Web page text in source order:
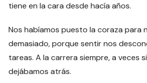
tiene en la cara desde hacía años.
Nos habíamos puesto la coraza para
demasiado, porque sentir nos
tareas. A la carrera siempre, a veces
dejábamos atrás.